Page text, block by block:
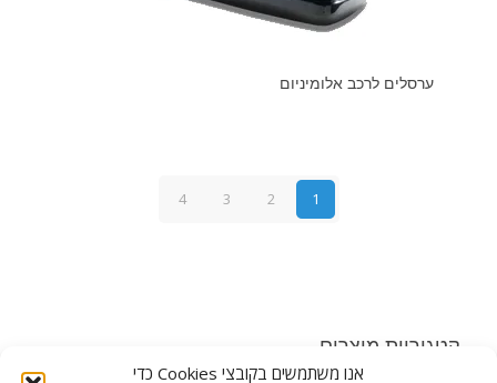
אנו משתמשים בקובצי Cookies כדי
ערסלים לרכב אלומיניום
1
2
3
4
קטגוריות מוצרים